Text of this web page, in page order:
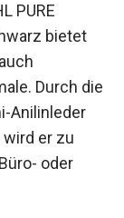
PURE
bietet
Durch die
Anilinleder
er zu
oder